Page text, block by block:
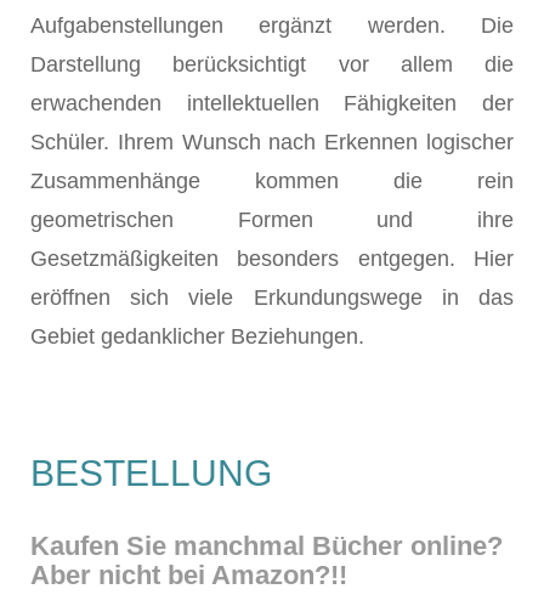
Aufgabenstellungen ergänzt werden. Die
Darstellung berücksichtigt vor allem die
erwachenden intellektuellen Fähigkeiten der
Schüler. Ihrem Wunsch nach Erkennen logischer
Zusammenhänge kommen die rein
geometrischen Formen und ihre
Gesetzmäßigkeiten besonders entgegen. Hier
eröffnen sich viele Erkundungswege in das
Gebiet gedanklicher Beziehungen.
BESTELLUNG
Kaufen Sie manchmal Bücher online?
Aber nicht bei Amazon?!!